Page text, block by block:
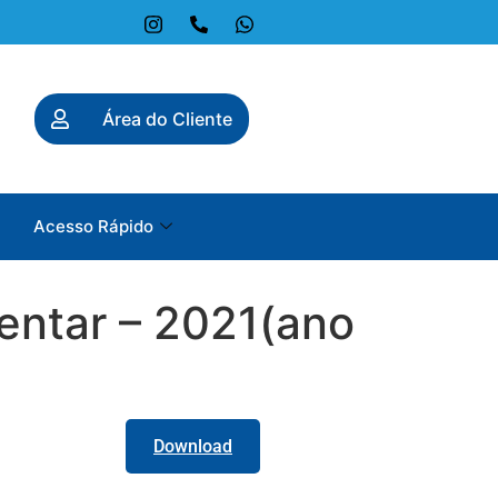
Área do Cliente
Acesso Rápido
– 2021(ano
Download